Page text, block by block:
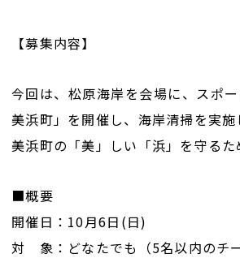
【募集内容】
今回は、松原海岸を会場に、スポ
美浜町」を開催し、海岸清掃を実施
美浜町の「美」しい「浜」を守る
■概要
開催日：10月6日(日)
対 象：どなたでも（5名以内のチ